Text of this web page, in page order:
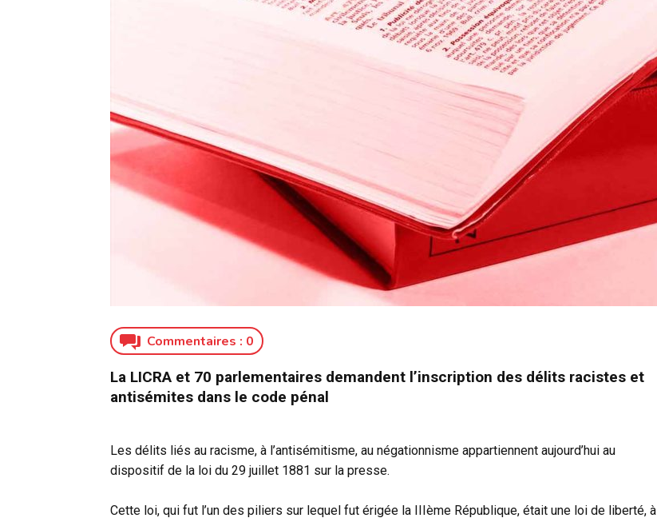
Commentaires : 0
La LICRA et 70 parlementaires demandent l’inscription des délits racistes et
antisémites dans le code pénal
Les délits liés au racisme, à l’antisémitisme, au négationnisme appartiennent aujourd’hui au
dispositif de la loi du 29 juillet 1881 sur la presse.
Cette loi, qui fut l’un des piliers sur lequel fut érigée la IIIème République, était une loi de liberté, à